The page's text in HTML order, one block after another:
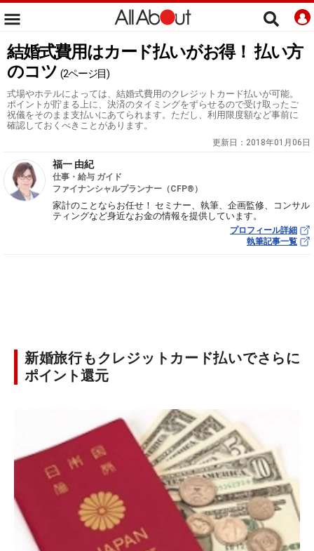
結婚式費用はカード払いがお得！ 払い方
のコツ (2ページ目)
式場やホテルによっては、結婚式費用のクレジットカード払いが可能。
ポイントが貯まる上に、決済のタイミングをずらせるので受け取ったご
祝儀をそのまま支払いにあてられます。ただし、利用限度額など事前に
確認しておくべきことがあります。
更新日： 2018年01月06日
福一 由紀
仕事・給与 ガイド
ファイナンシャルプランナー（CFP®）
家計のことならお任せ！ セミナー、執筆、企画監修、コンサル
ティングなど身近なお金の情報を提供しています。
プロフィール詳細
執筆記事一覧
新婚旅行もクレジットカード払いでさらに
ポイント還元